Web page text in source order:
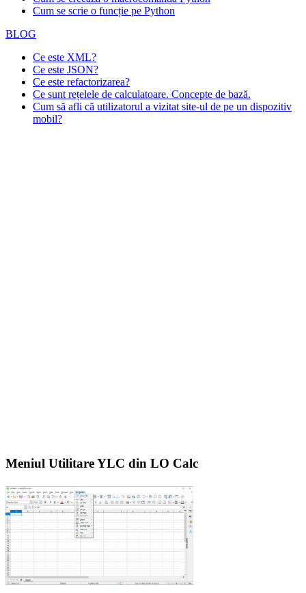
Cum se scrie o funcție pe Python
BLOG
Ce este XML?
Ce este JSON?
Ce este refactorizarea?
Ce sunt rețelele de calculatoare. Concepte de bază.
Cum să afli că utilizatorul a vizitat site-ul de pe un dispozitiv
mobil?
Meniul Utilitare YLC din LO Calc